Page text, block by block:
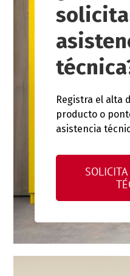
Registra el alta
producto o
asistencia